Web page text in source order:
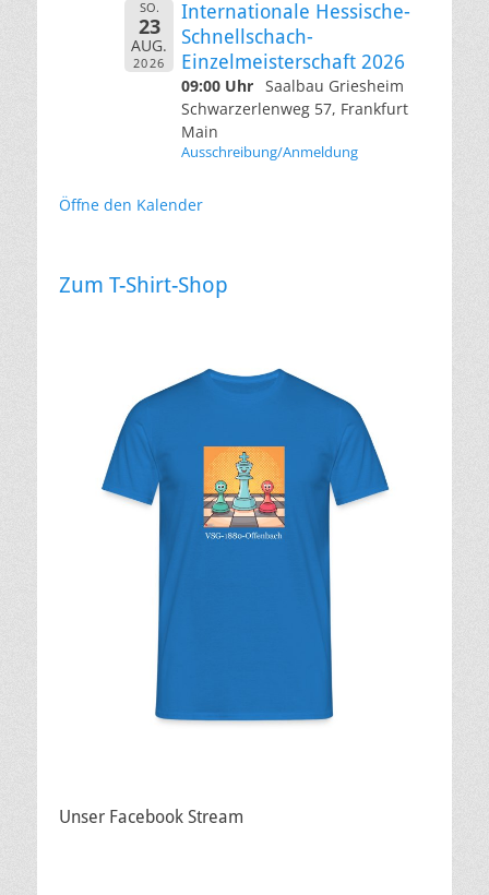
SO.
23
AUG.
2026
Internationale Hessische-
Schnellschach-
Einzelmeisterschaft 2026
09:00 Uhr Saalbau Griesheim
Schwarzerlenweg 57, Frankfurt
Main
Ausschreibung/Anmeldung
Öffne den Kalender
Zum T-Shirt-Shop
Unser Facebook Stream